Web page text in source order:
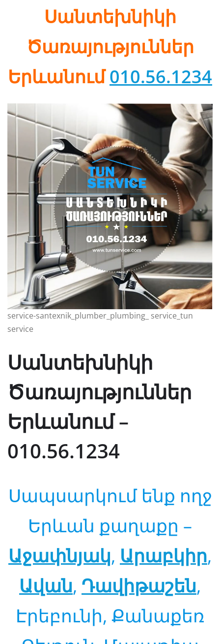
Սանտեխնիկի
Ծառայություններ
Երևանում010.56.1234
service-santexnik_plumber_plumbing_ service_tun
service
Սանտեխնիկի
Ծառայություններ
Երևանում –
010.56.1234
Սապսարկում ենք ողջ
Երևան քաղաքը –
Աջափնյակ, Արաբկիր,
Ավան, Դավիթաշեն,
Էրեբունի, Քանաքեռ